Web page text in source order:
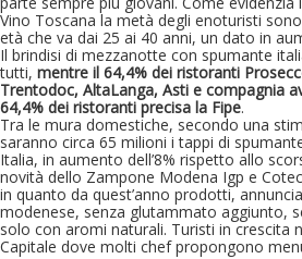
Vino Toscana la metà degli enoturisti
età che va dai 25 ai 40 anni, un dato in
Il brindisi di mezzanotte con spumante
tutti, mentre il 64,4% dei ristoranti
Trentodoc, AltaLanga, Asti e compagnia
64,4% dei ristoranti precisa la Fipe.
Tra le mura domestiche, secondo una
saranno circa 65 milioni i tappi di
Italia, in aumento dell’8% rispetto allo
novità dello Zampone Modena Igp e
in quanto da quest’anno prodotti,
modenese, senza glutammato aggiunto,
solo con aromi naturali. Turisti in crescita
Capitale dove molti chef propongono